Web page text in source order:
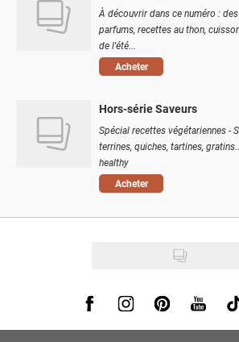
À découvrir dans ce numéro :
parfums, recettes au thon,
de l'été...
Acheter
Hors-série Saveurs
Spécial recettes végétariennes -
terrines, quiches, tartines,
healthy
Acheter
Visit us on Facebook
Visit us on Instagram
Visit us onVisit us